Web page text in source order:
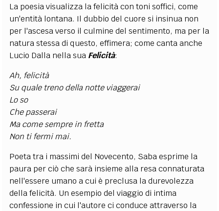
La poesia visualizza la felicità con toni soffici, come
un'entità lontana. Il dubbio del cuore si insinua non
per l'ascesa verso il culmine del sentimento, ma per la
natura stessa di questo, effimera; come canta anche
Lucio Dalla nella sua Felicità:
Ah, felicità
Su quale treno della notte viaggerai
Lo so
Che passerai
Ma come sempre in fretta
Non ti fermi mai.
Poeta tra i massimi del Novecento, Saba esprime la
paura per ciò che sarà insieme alla resa connaturata
nell'essere umano a cui è preclusa la durevolezza
della felicità. Un esempio del viaggio di intima
confessione in cui l'autore ci conduce attraverso la